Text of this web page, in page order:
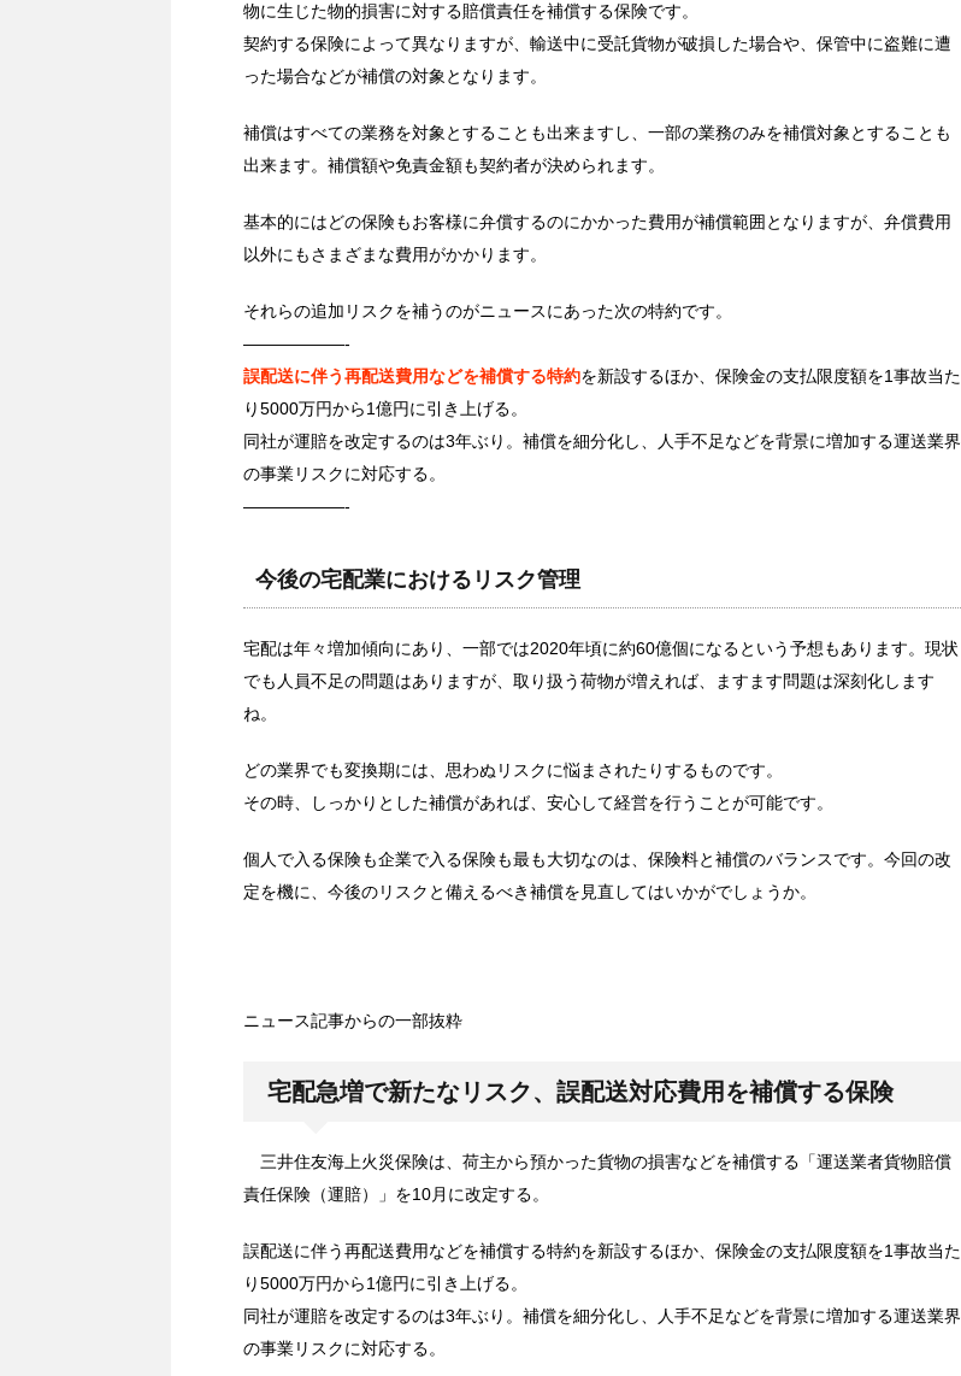
物に生じた物的損害に対する賠償責任を補償する保険です。
契約する保険によって異なりますが、輸送中に受託貨物が破損した場合や、保管中に盗難に遭
った場合などが補償の対象となります。
補償はすべての業務を対象とすることも出来ますし、一部の業務のみを補償対象とすることも
出来ます。補償額や免責金額も契約者が決められます。
基本的にはどの保険もお客様に弁償するのにかかった費用が補償範囲となりますが、弁償費用
以外にもさまざまな費用がかかります。
それらの追加リスクを補うのがニュースにあった次の特約です。
——————-
誤配送に伴う再配送費用などを補償する特約を新設するほか、保険金の支払限度額を1事故当た
り5000万円から1億円に引き上げる。
同社が運賠を改定するのは3年ぶり。補償を細分化し、人手不足などを背景に増加する運送業界
の事業リスクに対応する。
——————-
今後の宅配業におけるリスク管理
宅配は年々増加傾向にあり、一部では2020年頃に約60億個になるという予想もあります。現状
でも人員不足の問題はありますが、取り扱う荷物が増えれば、ますます問題は深刻化します
ね。
どの業界でも変換期には、思わぬリスクに悩まされたりするものです。
その時、しっかりとした補償があれば、安心して経営を行うことが可能です。
個人で入る保険も企業で入る保険も最も大切なのは、保険料と補償のバランスです。今回の改
定を機に、今後のリスクと備えるべき補償を見直してはいかがでしょうか。
ニュース記事からの一部抜粋
宅配急増で新たなリスク、誤配送対応費用を補償する保険
三井住友海上火災保険は、荷主から預かった貨物の損害などを補償する「運送業者貨物賠償
責任保険（運賠）」を10月に改定する。
誤配送に伴う再配送費用などを補償する特約を新設するほか、保険金の支払限度額を1事故当た
り5000万円から1億円に引き上げる。
同社が運賠を改定するのは3年ぶり。補償を細分化し、人手不足などを背景に増加する運送業界
の事業リスクに対応する。